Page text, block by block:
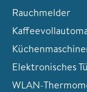
Rauchmelder
Elektronisches
WLAN-